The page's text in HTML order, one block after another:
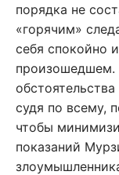
порядка не
«горячим»
себя спокойно
произошедшем.
судя по всему,
чтобы
показаний